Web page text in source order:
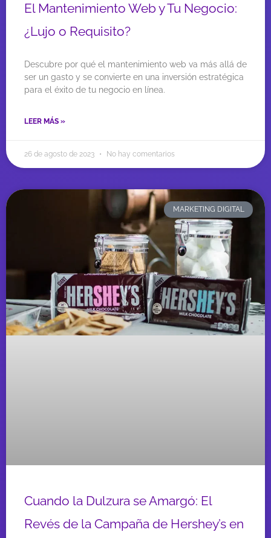
El Mantenimiento Web y Tu Negocio:
¿Lujo o Requisito?
Descubre por qué el mantenimiento web va más allá de
ser un gasto y se convierte en una inversión estratégica
para el éxito de tu negocio en línea.
LEER MÁS »
26 de agosto de 2023 No hay comentarios
MARKETING DIGITAL
Cuando la Dulzura se Amargó: El
Revés de la Campaña de Hershey’s en